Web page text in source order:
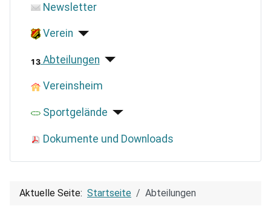
Newsletter
Verein
Abteilungen
Vereinsheim
Sportgelände
Dokumente und Downloads
Aktuelle Seite: Startseite Abteilungen